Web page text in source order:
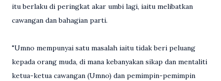
itu berlaku di peringkat akar umbi lagi, iaitu melibatkan
cawangan dan bahagian parti.
"Umno mempunyai satu masalah iaitu tidak beri peluang
kepada orang muda, di mana kebanyakan sikap dan mentaliti
ketua-ketua cawangan (Umno) dan pemimpin-pemimpin